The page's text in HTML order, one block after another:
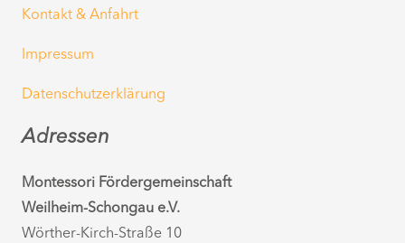
Kontakt & Anfahrt
Impressum
Datenschutzerklärung
Adressen
Montessori Fördergemeinschaft
Weilheim-Schongau e.V.
Wörther-Kirch-Straße 10